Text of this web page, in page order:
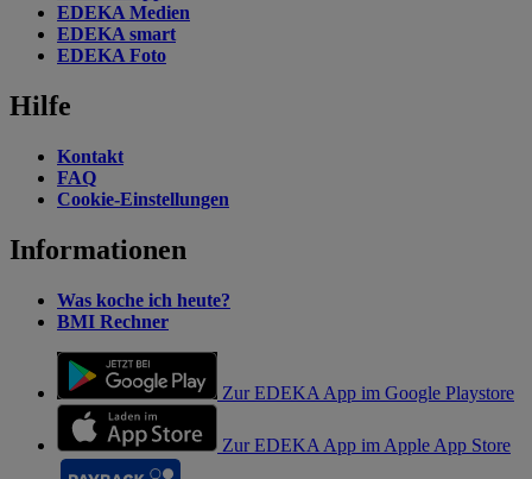
EDEKA Medien
EDEKA smart
EDEKA Foto
Hilfe
Kontakt
FAQ
Cookie-Einstellungen
Informationen
Was koche ich heute?
BMI Rechner
Zur EDEKA App im Google Playstore
Zur EDEKA App im Apple App Store